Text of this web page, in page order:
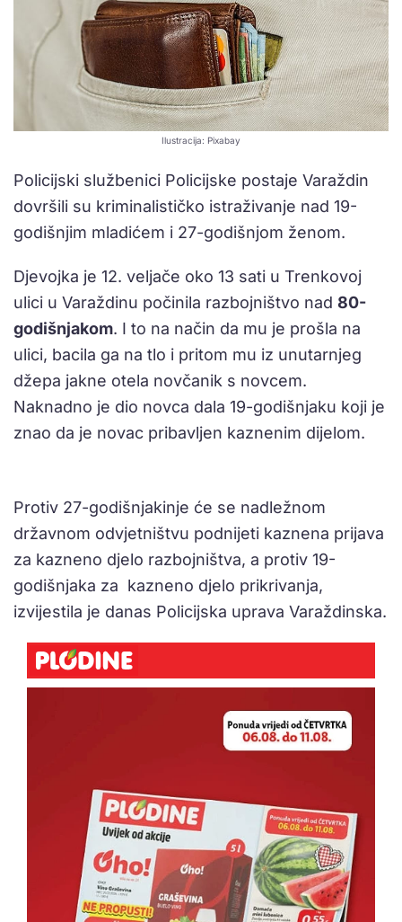
Ilustracija: Pixabay
Policijski službenici Policijske postaje Varaždin
dovršili su kriminalističko istraživanje nad 19-
godišnjim mladićem i 27-godišnjom ženom.
Djevojka je 12. veljače oko 13 sati u Trenkovoj
ulici u Varaždinu počinila razbojništvo nad 80-
godišnjakom. I to na način da mu je prošla na
ulici, bacila ga na tlo i pritom mu iz unutarnjeg
džepa jakne otela novčanik s novcem.
Naknadno je dio novca dala 19-godišnjaku koji je
znao da je novac pribavljen kaznenim dijelom.
Protiv 27-godišnjakinje će se nadležnom
državnom odvjetništvu podnijeti kaznena prijava
za kazneno djelo razbojništva, a protiv 19-
godišnjaka za kazneno djelo prikrivanja,
izvijestila je danas Policijska uprava Varaždinska.